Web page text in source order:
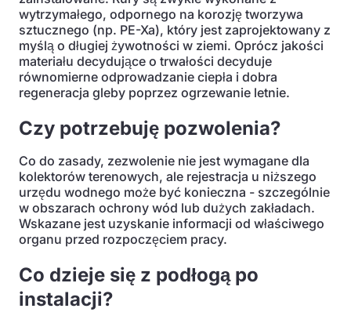
wytrzymałego, odpornego na korozję tworzywa
sztucznego (np. PE-Xa), który jest zaprojektowany z
myślą o długiej żywotności w ziemi. Oprócz jakości
materiału decydujące o trwałości decyduje
równomierne odprowadzanie ciepła i dobra
regeneracja gleby poprzez ogrzewanie letnie.
Czy potrzebuję pozwolenia?
Co do zasady, zezwolenie nie jest wymagane dla
kolektorów terenowych, ale rejestracja u niższego
urzędu wodnego może być konieczna - szczególnie
w obszarach ochrony wód lub dużych zakładach.
Wskazane jest uzyskanie informacji od właściwego
organu przed rozpoczęciem pracy.
Co dzieje się z podłogą po
instalacji?